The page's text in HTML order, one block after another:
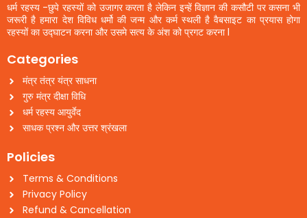
धर्म रहस्य -छुपे रहस्यों को उजागर करता है लेकिन इन्हें विज्ञान की कसौटी पर कसना भी
जरूरी है हमारा देश विविध धर्मो की जन्म और कर्म स्थली है वैबसाइट का प्रयास होगा
रहस्यों का उद्घाटन करना और उसमे सत्य के अंश को प्रगट करना l
Categories
मंत्र तंत्र यंत्र साधना
गुरु मंत्र दीक्षा विधि
धर्म रहस्य आयुर्वेद
साधक प्रश्न और उत्तर श्रंखला
Policies
Terms & Conditions
Privacy Policy
Refund & Cancellation